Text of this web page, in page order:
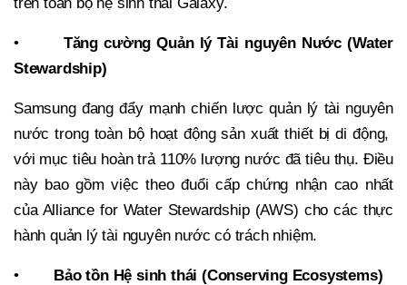
•
Tăng cường Quản lý Tài nguyên Nước (Water
Stewardship)
Samsung đang đẩy mạnh chiến lược quản lý tài nguyên
nước trong toàn bộ hoạt động sản xuất thiết bị di động,
với mục tiêu hoàn trả 110% lượng nước đã tiêu thụ. Điều
này bao gồm việc theo đuổi cấp chứng nhận cao nhất
của Alliance for Water Stewardship (AWS) cho các thực
hành quản lý tài nguyên nước có trách nhiệm.
• Bảo tồn Hệ sinh thái (Conserving Ecosystems)